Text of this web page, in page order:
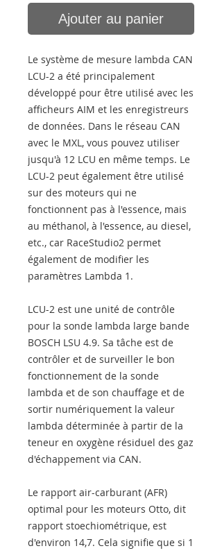
Ajouter au panier
Le système de mesure lambda CAN
LCU-2 a été principalement
développé pour être utilisé avec les
afficheurs AIM et les enregistreurs
de données. Dans le réseau CAN
avec le MXL, vous pouvez utiliser
jusqu'à 12 LCU en même temps. Le
LCU-2 peut également être utilisé
sur des moteurs qui ne
fonctionnent pas à l'essence, mais
au méthanol, à l'essence, au diesel,
etc., car RaceStudio2 permet
également de modifier les
paramètres Lambda 1.
LCU-2 est une unité de contrôle
pour la sonde lambda large bande
BOSCH LSU 4.9. Sa tâche est de
contrôler et de surveiller le bon
fonctionnement de la sonde
lambda et de son chauffage et de
sortir numériquement la valeur
lambda déterminée à partir de la
teneur en oxygène résiduel des gaz
d'échappement via CAN.
Le rapport air-carburant (AFR)
optimal pour les moteurs Otto, dit
rapport stoechiométrique, est
d'environ 14,7. Cela signifie que si 1